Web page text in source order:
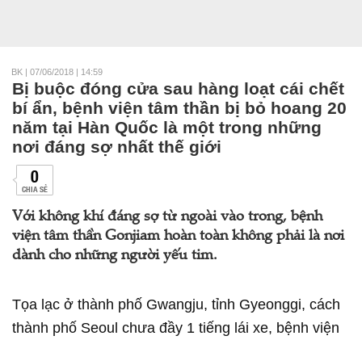
BK | 07/06/2018 | 14:59
Bị buộc đóng cửa sau hàng loạt cái chết
bí ẩn, bệnh viện tâm thần bị bỏ hoang 20
năm tại Hàn Quốc là một trong những
nơi đáng sợ nhất thế giới
0
CHIA SẺ
Với không khí đáng sợ từ ngoài vào trong, bệnh
viện tâm thần Gonjiam hoàn toàn không phải là nơi
dành cho những người yếu tim.
Tọa lạc ở thành phố Gwangju, tỉnh Gyeonggi, cách
thành phố Seoul chưa đầy 1 tiếng lái xe, bệnh viện